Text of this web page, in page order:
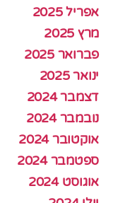
אפריל 2025
מרץ 2025
פברואר 2025
ינואר 2025
דצמבר 2024
נובמבר 2024
אוקטובר 2024
ספטמבר 2024
אוגוסט 2024